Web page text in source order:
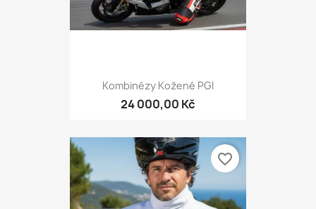
Kombinézy Kožené PGI
24 000,00 Kč
favorite_border